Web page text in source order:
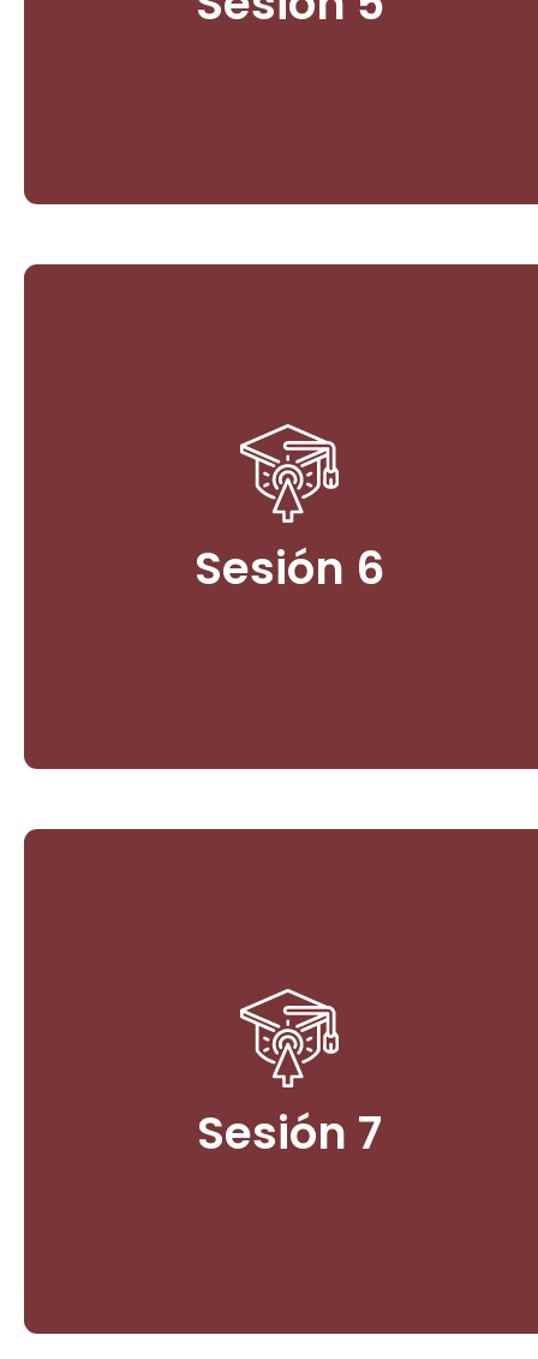
de la jurisdicción
Sesión 6
Bioeconomías desde las
comunidades
3. Bioeconomía y Paz Ambiental. Gestión y Desafíos
de proyectos en comunidades indígenas,
Ingresar
Sesión 7
Comunidad AWÁ, La Planada. El
Turismo Científico de Naturaleza.
Comercio Asosiativo CORTEPAZ
3. Bioeconomía y Paz Ambiental. Gestión y Desafíos
campesinas y negras.